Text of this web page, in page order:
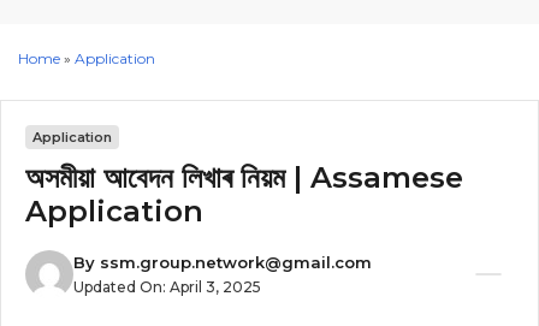
Home » Application
Application
অসমীয়া আবেদন লিখাৰ নিয়ম | Assamese
Application
By ssm.group.network@gmail.com
Updated On: April 3, 2025